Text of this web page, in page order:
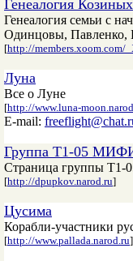
Генеалогия Козиных
Генеалогия семьи с
Одинцовы, Павленко,
[http://members.xoom.com/
Луна
Все о Луне
[http://www.luna-
E-mail:
Группа Т1-05
Cтраница группы
[http://dpupkov.narod.ru]
Цусима
Корабли-участники
[http://www.pallada.narod.ru]